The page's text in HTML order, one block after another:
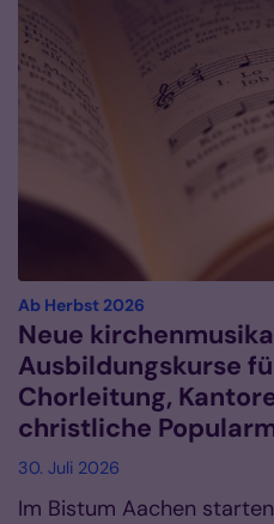
Ab Herbst 2026
Neue
Ausbildungskurse
Chorleitung,
christliche
30. Juli 2026
Im Bistum Aachen